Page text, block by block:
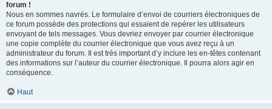
forum !
Nous en sommes navrés. Le formulaire d’envoi de courriers électroniques de
ce forum possède des protections qui essaient de repérer les utilisateurs
envoyant de tels messages. Vous devriez envoyer par courrier électronique
une copie complète du courrier électronique que vous avez reçu à un
administrateur du forum. Il est très important d’y inclure les en-têtes contenant
des informations sur l’auteur du courrier électronique. Il pourra alors agir en
conséquence.
Haut